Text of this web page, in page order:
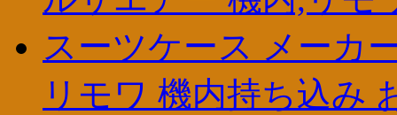
スーツケース メーカ
リモワ 機内持ち込み